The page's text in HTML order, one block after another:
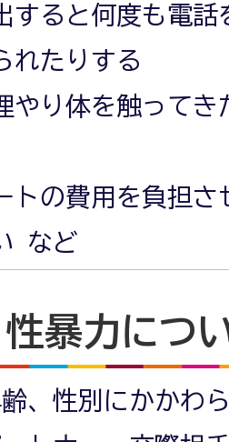
すると何度も電
れたりする
やり体を触って
トの費用を負担
など
暴力につ
、性別にかかわ